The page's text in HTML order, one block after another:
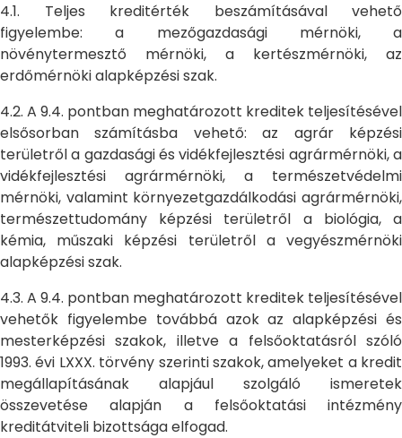
4.1. Teljes kreditérték beszámításával vehető
figyelembe: a mezőgazdasági mérnöki, a
növénytermesztő mérnöki, a kertészmérnöki, az
erdőmérnöki alapképzési szak.
4.2. A 9.4. pontban meghatározott kreditek teljesítésével
elsősorban számításba vehető: az agrár képzési
területről a gazdasági és vidékfejlesztési agrármérnöki, a
vidékfejlesztési agrármérnöki, a természetvédelmi
mérnöki, valamint környezetgazdálkodási agrármérnöki,
természettudomány képzési területről a biológia, a
kémia, műszaki képzési területről a vegyészmérnöki
alapképzési szak.
4.3. A 9.4. pontban meghatározott kreditek teljesítésével
vehetők figyelembe továbbá azok az alapképzési és
mesterképzési szakok, illetve a felsőoktatásról szóló
1993. évi LXXX. törvény szerinti szakok, amelyeket a kredit
megállapításának alapjául szolgáló ismeretek
összevetése alapján a felsőoktatási intézmény
kreditátviteli bizottsága elfogad.